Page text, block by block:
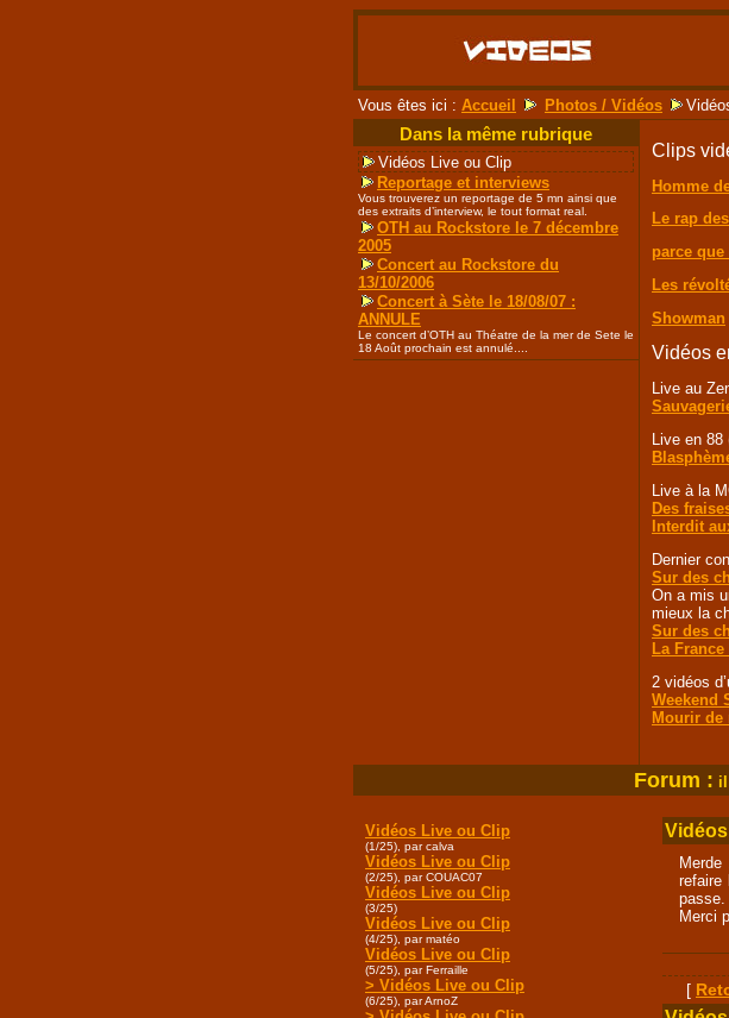
Vous êtes ici : Accueil Photos / Vidéos
Dans la même rubrique
Vidéos Live ou Clip
Reportage et interviews
Vous trouverez un reportage de 5 mn ainsi que
des extraits d’interview, le tout format real.
OTH au Rockstore le 7 décembre
2005
Concert au Rockstore du
13/10/2006
Concert à Sète le 18/08/07 :
ANNULE
Le concert d’OTH au Théatre de la mer de Sete le
18 Août prochain est annulé....
Clips
Homme
Le rap
parce
Les
Showman
Vidéos
Live au
Live en
Live à la
Des
Interdit
Dernier
Sur des
On a mis
mieux la
Sur des
La
2 vidéos
Weekend
Mourir de
Forum : i
Vidéos Live ou Clip
(1/25), par calva
Vidéos Live ou Clip
(2/25), par COUAC07
Vidéos Live ou Clip
(3/25)
Vidéos Live ou Clip
(4/25), par matéo
Vidéos Live ou Clip
(5/25), par Ferraille
> Vidéos Live ou Clip
(6/25), par ArnoZ
refaire
Merci
[